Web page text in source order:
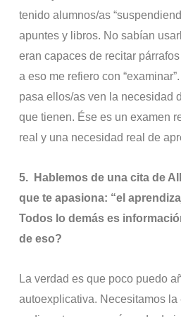
tenido alumnos/as
apuntes y libros. No sabían
eran capaces de recitar
a eso me refiero con
pasa ellos/as ven la necesidad
que tienen. Ése es un examen
real y una necesidad real de
5.
Hablemos de una cita de
que te apasiona: “el
Todos lo demás es
de eso?
La verdad es que poco puedo
autoexplicativa. Necesitamos la